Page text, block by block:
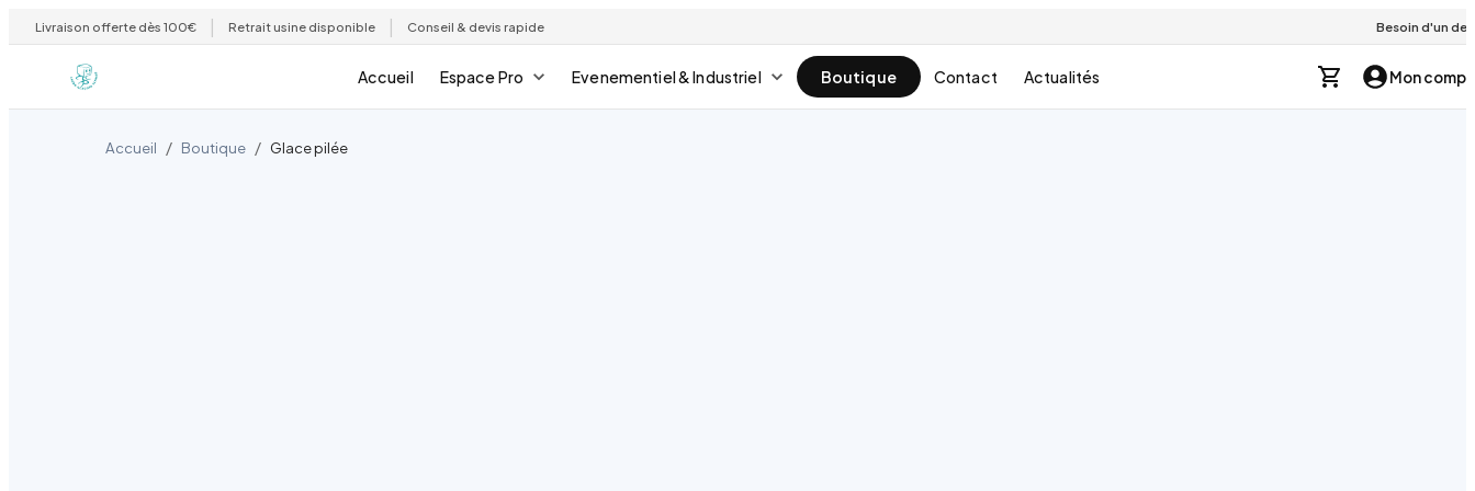
Livraison offerte dès 100€ | Retrait usine disponible | Conseil & devis rapide Besoin d'un
Accueil Espace Pro Evenementiel & Industriel Boutique Contact Actualités Mon
Accueil / Boutique / Glace pilée